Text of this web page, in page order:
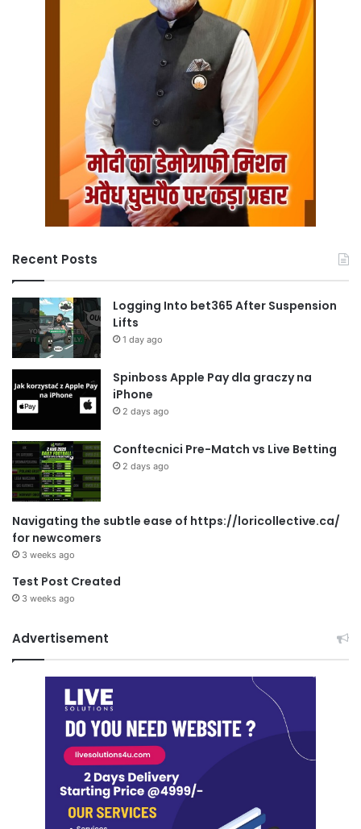
Recent Posts
Logging Into bet365 After Suspension
Lifts
1 day ago
Spinboss Apple Pay dla graczy na
iPhone
2 days ago
Conftecnici Pre-Match vs Live Betting
2 days ago
Navigating the subtle ease of https://loricollective.ca/
for newcomers
3 weeks ago
Test Post Created
3 weeks ago
Advertisement